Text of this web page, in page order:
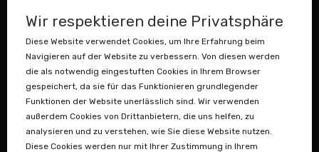
lit. b) DSGVO).
Bereitstellung des
Onlineangebots und
Webhosting
Wir verarbeiten die Daten der Nutzer, um ihnen
Wir respektieren deine Privatsphäre
Diese Website verwendet Cookies, um Ihre Erfahrung beim
Navigieren auf der Website zu verbessern. Von diesen werden
die als notwendig eingestuften Cookies in Ihrem Browser
gespeichert, da sie für das Funktionieren grundlegender
Funktionen der Website unerlässlich sind. Wir verwenden
außerdem Cookies von Drittanbietern, die uns helfen, zu
analysieren und zu verstehen, wie Sie diese Website nutzen.
Diese Cookies werden nur mit Ihrer Zustimmung in Ihrem